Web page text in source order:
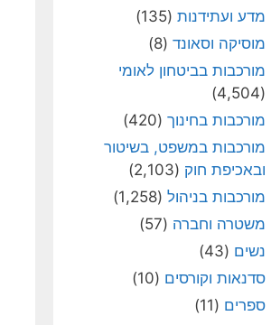
מדע ועתידנות (135)
מוסיקה וסאונד (8)
מורכבות בביטחון לאומי
(4,504)
מורכבות בחינוך (420)
מורכבות במשפט, בשיטור
ובאכיפת חוק (2,103)
מורכבות בניהול (1,258)
משטרה וחברה (57)
נשים (43)
סדנאות וקורסים (10)
ספרים (11)